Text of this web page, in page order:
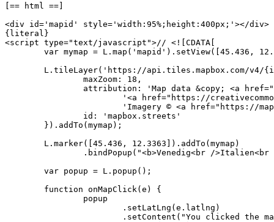
[== html ==]
<div id='mapid' style='width:95%;height:400px;'></div>
{literal}
<script type="text/javascript">// <![CDATA[